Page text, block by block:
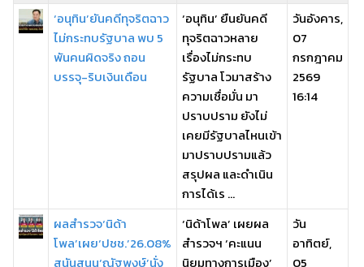
‘อนุทิน’ยันคดีทุจริตฉาว
ไม่กระทบรัฐบาล พบ 5
พันคนผิดจริง ถอน
บรรจุ-ริบเงินเดือน
‘อนุทิน’ ยืนยันคดี
ทุจริตฉาวหลาย
เรื่องไม่กระทบ
รัฐบาล โวมาสร้าง
ความเชื่อมั่น มา
ปราบปราม ยังไม่
เคยมีรัฐบาลไหนเข้า
มาปราบปรามแล้ว
สรุปผล และดําเนิน
การได้เร ...
วันอังคาร,
07
กรกฎาคม
2569
16:14
ผลสำรวจ‘นิด้า
โพล’เผย‘ปชช.’26.08%
สนันสนุน‘ณัฐพงษ์’นั่ง
‘นิด้าโพล’ เผยผล
สำรวจฯ ‘คะแนน
นิยมทางการเมือง’
วัน
อาทิตย์,
05